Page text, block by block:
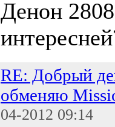
Денон
RE: Добрый
обменяю
04-2012 09:14